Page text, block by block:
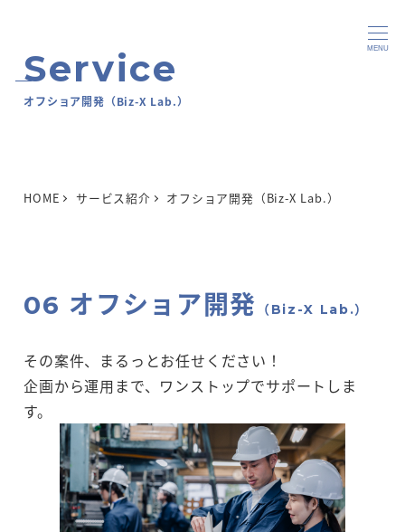
MENU
オフショア開発（Biz-X Lab.）
HOME サービス紹介 オフショア開発（Biz-X Lab.）
06 オフショア開発 （Biz-X Lab.）
その案件、まるっとお任せください！
企画から運用まで、ワンストップでサポートしま
す。